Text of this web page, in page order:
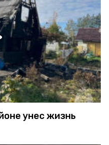
унес жизнь